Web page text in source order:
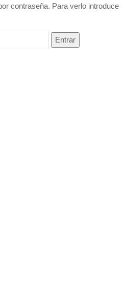
contraseña. Para verlo introduce